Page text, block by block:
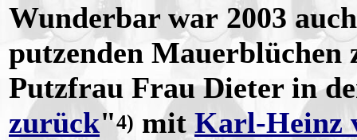
Wunderbar war 2003
putzenden Mauerblüchen
Putzfrau Frau Dieter in
zurück"4) mit Karl-Heinz